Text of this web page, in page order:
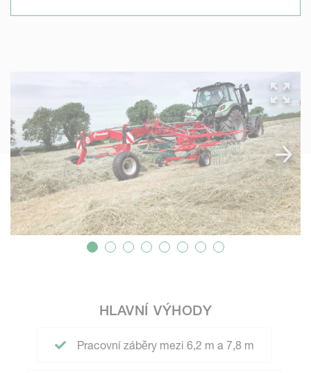
HLAVNÍ VÝHODY
Pracovní záběry mezi 6,2 m a 7,8 m